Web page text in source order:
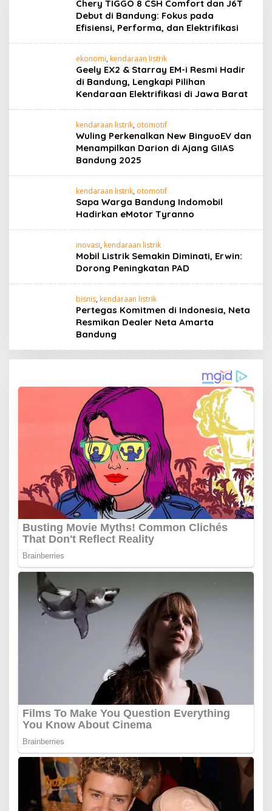
Chery TIGGO 8 CSH Comfort dan J6T
Debut di Bandung: Fokus pada
Efisiensi, Performa, dan Elektrifikasi
ekonomi, kendaraan listrik
Geely EX2 & Starray EM-i Resmi Hadir
di Bandung, Lengkapi Pilihan
Kendaraan Elektrifikasi di Jawa Barat
kendaraan listrik, otomotif
Wuling Perkenalkan New BinguoEV dan
Menampilkan Darion di Ajang GIIAS
Bandung 2025
kendaraan listrik, otomotif
Sapa Warga Bandung Indomobil
Hadirkan eMotor Tyranno
inovasi, kendaraan listrik
Mobil Listrik Semakin Diminati, Erwin:
Dorong Peningkatan PAD
bisnis, kendaraan listrik
Pertegas Komitmen di Indonesia, Neta
Resmikan Dealer Neta Amarta
Bandung